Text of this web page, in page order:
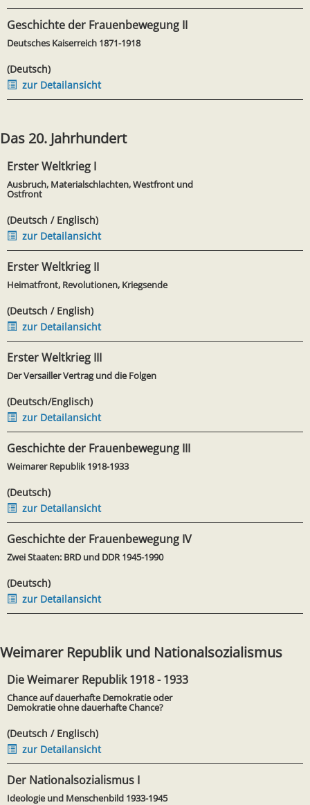
Geschichte der Frauenbewegung II
Deutsches Kaiserreich 1871-1918
(Deutsch)
zur Detailansicht
Das 20. Jahrhundert
Erster Weltkrieg I
Ausbruch, Materialschlachten, Westfront und
Ostfront
(Deutsch / Englisch)
zur Detailansicht
Erster Weltkrieg II
Heimatfront, Revolutionen, Kriegsende
(Deutsch / English)
zur Detailansicht
Erster Weltkrieg III
Der Versailler Vertrag und die Folgen
(Deutsch/Englisch)
zur Detailansicht
Geschichte der Frauenbewegung III
Weimarer Republik 1918-1933
(Deutsch)
zur Detailansicht
Geschichte der Frauenbewegung IV
Zwei Staaten: BRD und DDR 1945-1990
(Deutsch)
zur Detailansicht
Weimarer Republik und Nationalsozialismus
Die Weimarer Republik 1918 - 1933
Chance auf dauerhafte Demokratie oder
Demokratie ohne dauerhafte Chance?
(Deutsch / Englisch)
zur Detailansicht
Der Nationalsozialismus I
Ideologie und Menschenbild 1933-1945